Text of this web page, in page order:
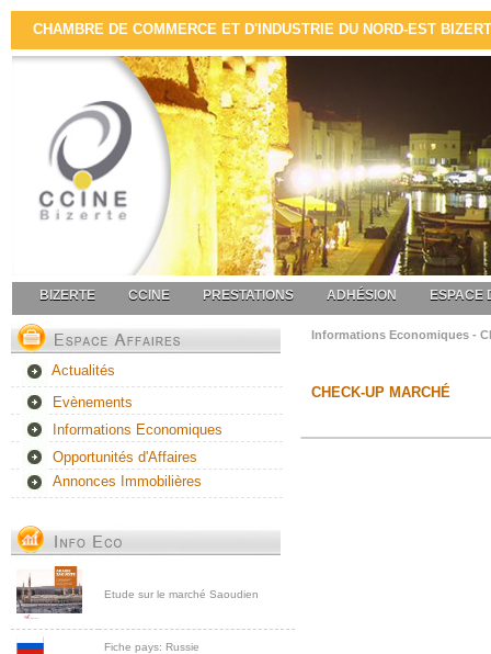
CHAMBRE DE COMMERCE ET D'INDUSTRIE DU NORD-EST
BIZERTE CCINE PRESTATIONS ADHÉSION ESPACE
Actualités
Evènements
Informations Economiques
Opportunités d'Affaires
Annonces Immobilières
Etude sur le marché Saoudien
Fiche pays: Russie
Informations Economiques -
CHECK-UP MARCHÉ